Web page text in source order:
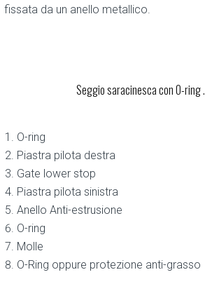
fissata da un anello metallico.
Seggio saracinesca con O-ring .
O-ring
Piastra pilota destra
Gate lower stop
Piastra pilota sinistra
Anello Anti-estrusione
O-ring
Molle
O-Ring oppure protezione anti-grasso